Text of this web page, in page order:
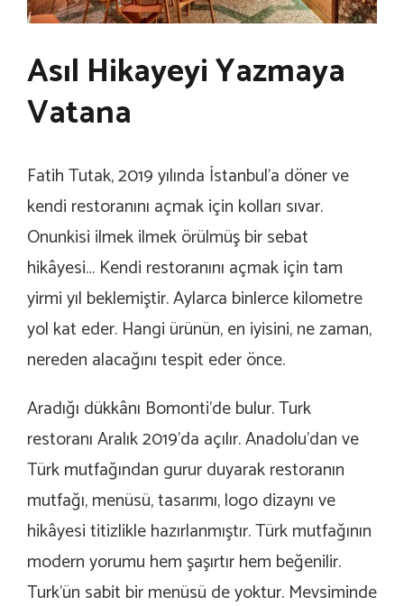
Asıl Hikayeyi Yazmaya
Vatana
Fatih Tutak, 2019 yılında İstanbul’a döner ve
kendi restoranını açmak için kolları sıvar.
Onunkisi ilmek ilmek örülmüş bir sebat
hikâyesi… Kendi restoranını açmak için tam
yirmi yıl beklemiştir. Aylarca binlerce kilometre
yol kat eder. Hangi ürünün, en iyisini, ne zaman,
nereden alacağını tespit eder önce.
Aradığı dükkânı Bomonti’de bulur. Turk
restoranı Aralık 2019’da açılır. Anadolu’dan ve
Türk mutfağından gurur duyarak restoranın
mutfağı, menüsü, tasarımı, logo dizaynı ve
hikâyesi titizlikle hazırlanmıştır. Türk mutfağının
modern yorumu hem şaşırtır hem beğenilir.
Turk’ün sabit bir menüsü de yoktur. Mevsiminde